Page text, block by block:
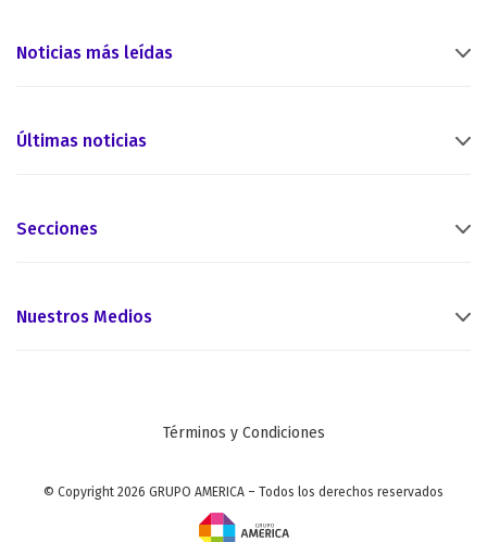
Noticias más leídas
Últimas noticias
Secciones
Nuestros Medios
Términos y Condiciones
© Copyright 2026 GRUPO AMERICA – Todos los derechos reservados